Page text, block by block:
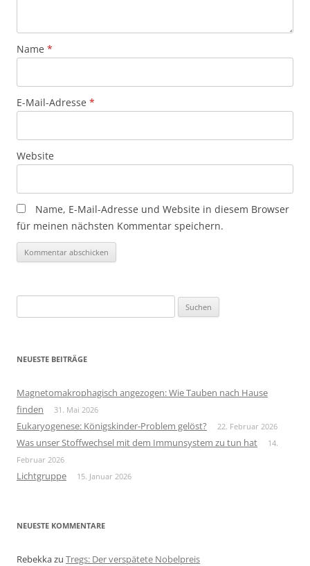
Name *
E-Mail-Adresse *
Website
Name, E-Mail-Adresse und Website in diesem Browser
für meinen nächsten Kommentar speichern.
nach:
NEUESTE BEITRÄGE
Magnetomakrophagisch angezogen: Wie Tauben nach Hause
finden
31. Mai 2026
Eukaryogenese: Königskinder-Problem gelöst? 22. Februar 2026
Was unser Stoffwechsel mit dem Immunsystem zu tun hat
14.
Februar 2026
Lichtgruppe 15. Januar 2026
NEUESTE KOMMENTARE
Rebekkazu Tregs: Der verspätete Nobelpreis